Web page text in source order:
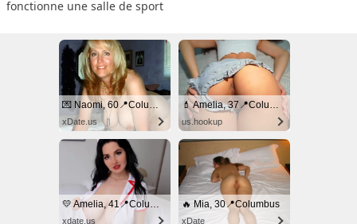
fonctionne une salle de sport